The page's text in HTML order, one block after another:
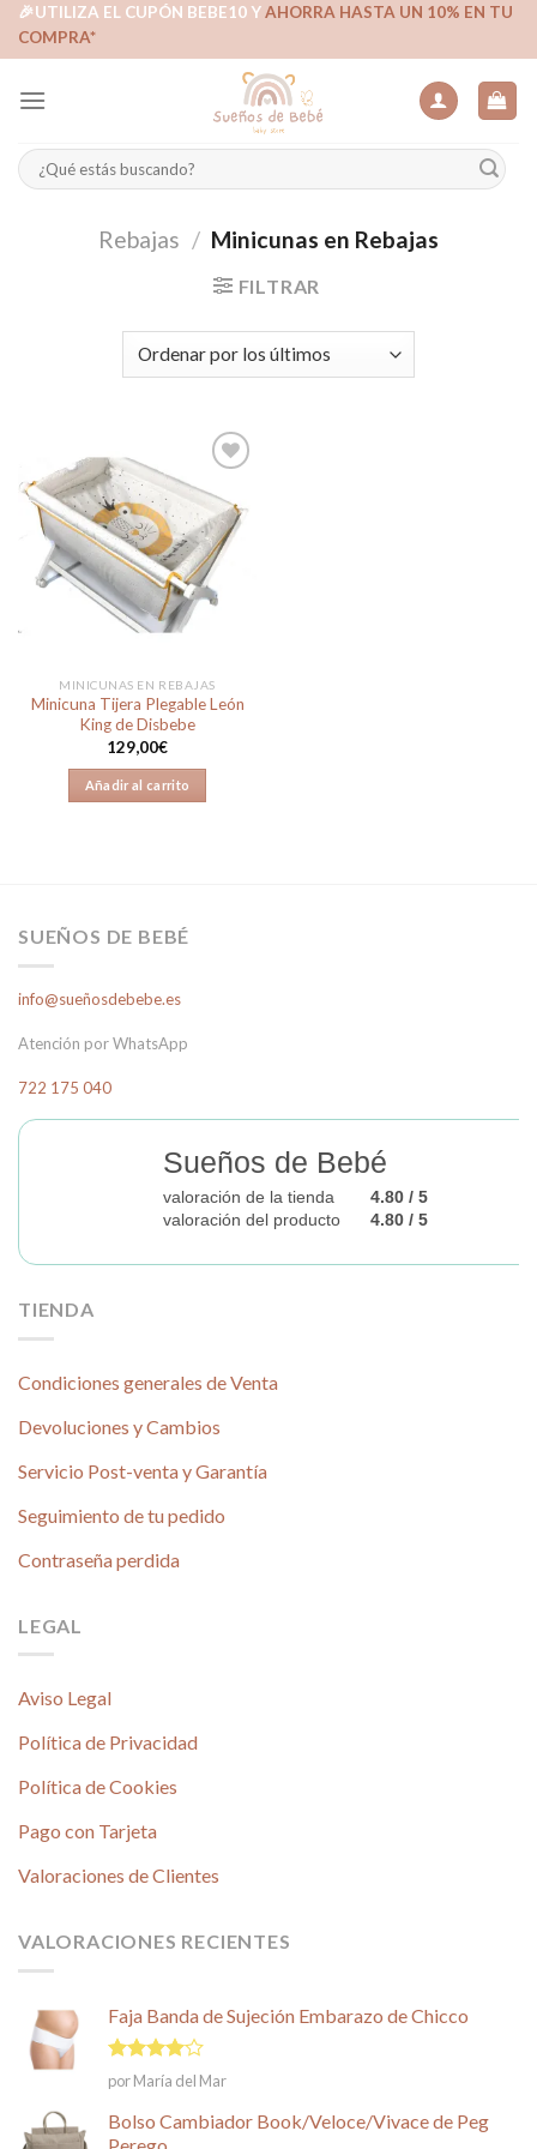
Skip🎉UTILIZA EL CUPÓN BEBE10 YAHORRA HASTA UN 10% EN TU
COMPRA*
Buscar
por:
Rebajas / Minicunas en Rebajas
FILTRAR
Añadir
a la
lista de
deseos
MINICUNAS EN REBAJAS
Minicuna Tijera Plegable León
King de Disbebe
129,00€
Añadir al carrito
SUEÑOS DE BEBÉ
info@sueñosdebebe.es
Atención por WhatsApp
722 175 040
Sueños de Bebé
valoración de la tienda
4.80 / 5
valoración del producto
4.80 / 5
TIENDA
Condiciones generales de Venta
Devoluciones y Cambios
Servicio Post-venta y Garantía
Seguimiento de tu pedido
Contraseña perdida
LEGAL
Aviso Legal
Política de Privacidad
Política de Cookies
Pago con Tarjeta
Valoraciones de Clientes
VALORACIONES RECIENTES
Faja Banda de Sujeción Embarazo de Chicco
Valorado
en
5
por María del Mar
Bolso Cambiador Book/Veloce/Vivace de Peg